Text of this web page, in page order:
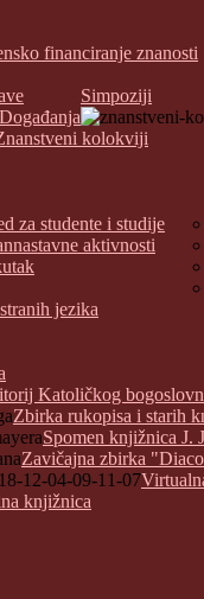
financiranje znanosti
Simpoziji
Događanja
kolokviji
za studente i studije
aktivnosti
jezika
Katoličkog
Zbirka rukopisa i starih
Spomen knjižnica J.
Zavičajna zbirka
knjižnica